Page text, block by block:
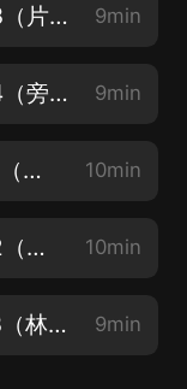
非我傾城003鮮花現古墓迷蹤3（片花旁白：寶木中陽） 9min
非我傾城004鮮花現古墓迷蹤4（旁白+翹楚：梁小漁） 9min
非我傾城005救情人少將身死1（秦歌+上官驚鴻：穩得高處） 10min
非我傾城006救情人少將身死2（上官驚驄：麥瘋的思遠） 10min
非我傾城007救情人少將身死3（林思微+沈清苓：墨筱曉） 9min